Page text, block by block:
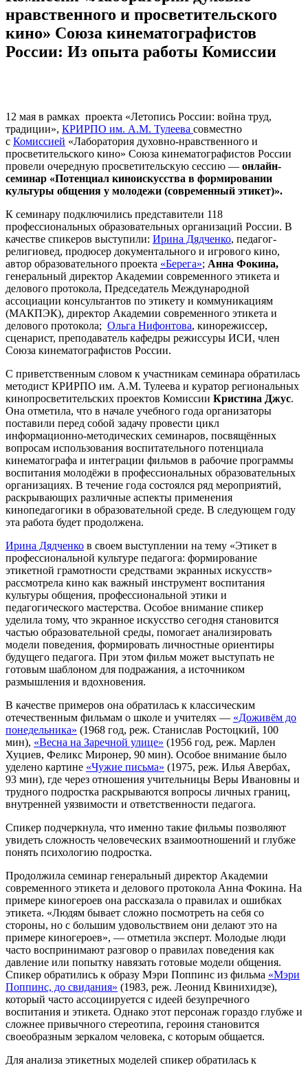
нравственного и просветительского
кино» Союза кинематографистов
России: Из опыта работы Комиссии
12 мая в рамках проекта «Летопись России: война труд,
традиции», КРИРПО им. А.М. Тулеева совместно
с Комиссией «Лаборатория духовно-нравственного и
просветительского кино» Союза кинематографистов России
провели очередную просветительскую сессию — онлайн-
семинар «Потенциал киноискусства в формировании
культуры общения у молодежи (современный этикет)».
К семинару подключились представители 118
профессиональных образовательных организаций России. В
качестве спикеров выступили: Ирина Дядченко, педагог-
религиовед, продюсер документального и игрового кино,
автор образовательного проекта «Берега»; Анна Фокина,
генеральный директор Академии современного этикета и
делового протокола, Председатель Международной
ассоциации консультантов по этикету и коммуникациям
(МАКПЭК), директор Академии современного этикета и
делового протокола; Ольга Нифонтова, кинорежиссер,
сценарист, преподаватель кафедры режиссуры ИСИ, член
Союза кинематографистов России.
С приветственным словом к участникам семинара обратилась
методист КРИРПО им. А.М. Тулеева и куратор региональных
кинопросветительских проектов Комиссии Кристина Джус.
Она отметила, что в начале учебного года организаторы
поставили перед собой задачу провести цикл
информационно-методических семинаров, посвящённых
вопросам использования воспитательного потенциала
кинематографа и интеграции фильмов в рабочие программы
воспитания молодёжи в профессиональных образовательных
организациях. В течение года состоялся ряд мероприятий,
раскрывающих различные аспекты применения
кинопедагогики в образовательной среде. В следующем году
эта работа будет продолжена.
Ирина Дядченко в своем выступлении на тему «Этикет в
профессиональной культуре педагога: формирование
этикетной грамотности средствами экранных искусств»
рассмотрела кино как важный инструмент воспитания
культуры общения, профессиональной этики и
педагогического мастерства. Особое внимание спикер
уделила тому, что экранное искусство сегодня становится
частью образовательной среды, помогает анализировать
модели поведения, формировать личностные ориентиры
будущего педагога. При этом фильм может выступать не
готовым шаблоном для подражания, а источником
размышления и вдохновения.
В качестве примеров она обратилась к классическим
отечественным фильмам о школе и учителях — «Доживём до
понедельника» (1968 год, реж. Станислав Ростоцкий, 100
мин), «Весна на Заречной улице» (1956 год, реж. Марлен
Хуциев, Феликс Миронер, 90 мин). Особое внимание было
уделено картине «Чужие письма» (1975, реж. Илья Авербах,
93 мин), где через отношения учительницы Веры Ивановны и
трудного подростка раскрываются вопросы личных границ,
внутренней уязвимости и ответственности педагога.
Спикер подчеркнула, что именно такие фильмы позволяют
увидеть сложность человеческих взаимоотношений и глубже
понять психологию подростка.
Продолжила семинар генеральный директор Академии
современного этикета и делового протокола Анна Фокина. На
примере киногероев она рассказала о правилах и ошибках
этикета. «Людям бывает сложно посмотреть на себя со
стороны, но с большим удовольствием они делают это на
примере киногероев», — отметила эксперт. Молодые люди
часто воспринимают разговор о правилах поведения как
давление или попытку навязать готовые модели общения.
Спикер обратились к образу Мэри Поппинс из фильма «Мэри
Поппинс, до свидания» (1983, реж. Леонид Квинихидзе),
который часто ассоциируется с идеей безупречного
воспитания и этикета. Однако этот персонаж гораздо глубже и
сложнее привычного стереотипа, героиня становится
своеобразным зеркалом человека, с которым общается.
Для анализа этикетных моделей спикер обратилась к